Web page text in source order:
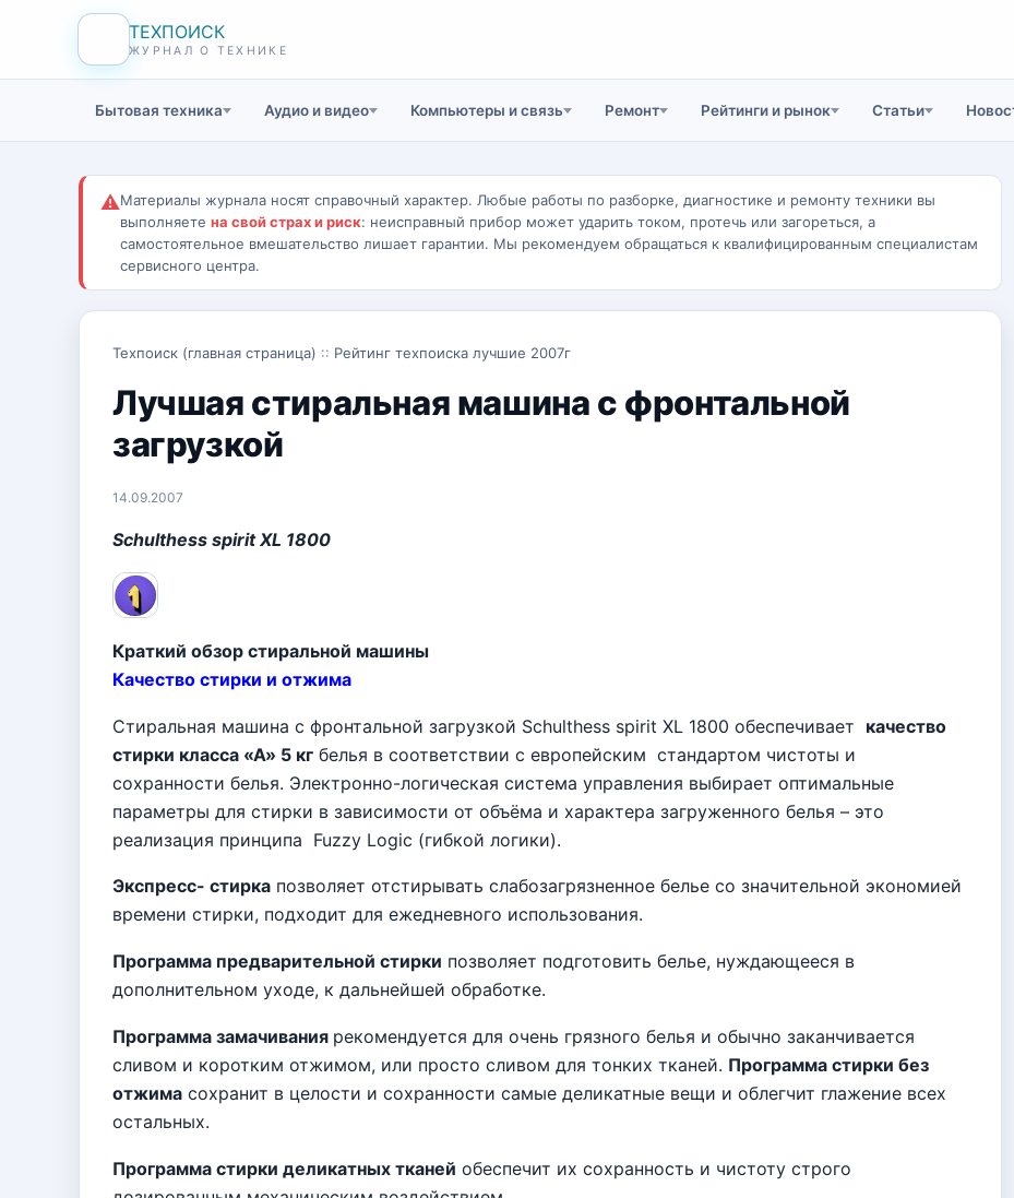
ТЕХПОИСК
ЖУРНАЛ О ТЕХНИКЕ
Бытовая техника Аудио и видео Компьютеры и связь Ремонт Рейтинги и рынок Статьи
⚠Материалы журнала носят справочный характер. Любые работы по разборке, диагностике и ремонту техники вы
выполняете на свой страх и риск: неисправный прибор может ударить током, протечь или загореться, а
самостоятельное вмешательство лишает гарантии. Мы рекомендуем обращаться к квалифицированным специалистам
сервисного центра.
Техпоиск (главная страница) :: Рейтинг техпоиска лучшие 2007г
Лучшая стиральная машина с фронтальной
загрузкой
14.09.2007
Schulthess spirit XL 1800
Краткий обзор стиральной машины
Качество стирки и отжима
Стиральная машина с фронтальной загрузкой Schulthess spirit XL 1800 обеспечивает качество
стирки класса «А» 5 кг белья в соответствии с европейским стандартом чистоты и
сохранности белья. Электронно-логическая система управления выбирает оптимальные
параметры для стирки в зависимости от объёма и характера загруженного белья – это
реализация принципа Fuzzy Logic (гибкой логики).
Экспресс- стирка позволяет отстирывать слабозагрязненное белье со значительной экономией
времени стирки, подходит для ежедневного использования.
Программа предварительной стирки позволяет подготовить белье, нуждающееся в
дополнительном уходе, к дальнейшей обработке.
Программа замачивания рекомендуется для очень грязного белья и обычно заканчивается
сливом и коротким отжимом, или просто сливом для тонких тканей. Программа стирки без
отжима сохранит в целости и сохранности самые деликатные вещи и облегчит глажение всех
остальных.
Программа стирки деликатных тканей обеспечит их сохранность и чистоту строго